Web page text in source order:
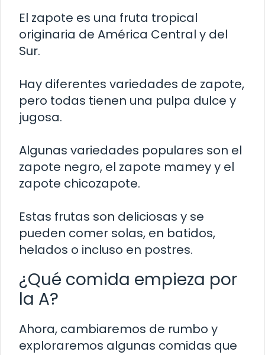
El zapote es una fruta tropical
originaria de América Central y del
Sur.
Hay diferentes variedades de zapote,
pero todas tienen una pulpa dulce y
jugosa.
Algunas variedades populares son el
zapote negro, el zapote mamey y el
zapote chicozapote.
Estas frutas son deliciosas y se
pueden comer solas, en batidos,
helados o incluso en postres.
¿Qué comida empieza por
la A?
Ahora, cambiaremos de rumbo y
exploraremos algunas comidas que